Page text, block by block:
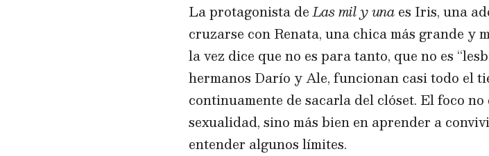
La protagonista deLas mil y unaes Iris, una
cruzarse con Renata, una chica más grande y
la vez dice que no es para tanto, que no es
hermanos Darío y Ale, funcionan casi todo el
continuamente de sacarla del clóset. El foco
sexualidad, sino más bien en aprender a
entender algunos límites.